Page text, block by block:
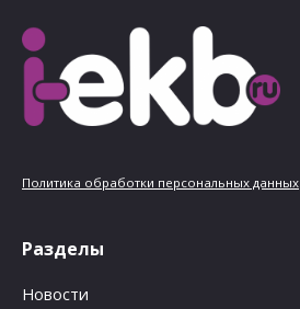
Политика обработки персональных данных
Разделы
Новости